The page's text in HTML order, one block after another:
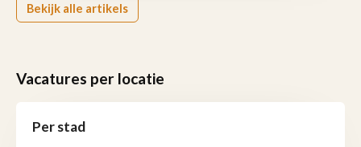
Bekijk alle artikels
Vacatures per locatie
Per stad